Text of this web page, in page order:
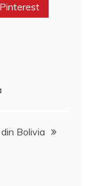
Pinterest
Bolivia